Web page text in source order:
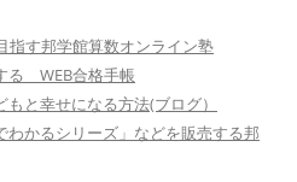
指す邦学館算数オンライン塾
る WEB合格手帳
と幸せになる方法(ブログ）
わかるシリーズ」などを販売する邦